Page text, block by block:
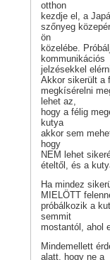
otthon
kezdje el, a
szőnyeg
ön
közelébe.
kommunikációs
jelzésekkel
Akkor sikerült a
megkísérelni
lehet az,
hogy a félig
kutya
akkor sem
hogy
NEM lehet
ételtől, és a
Ha mindez
MIELÖTT
próbálkozik a
semmit
mostantól, ahol
Mindemellett
alatt, hogy ne a